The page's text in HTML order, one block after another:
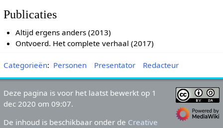
Publicaties
Altijd ergens anders (2013)
Ontvoerd. Het complete verhaal (2017)
Categorieën: Personen Presentator Redacteur
Deze pagina is voor het laatst bewerkt op 1
dec 2020 om 09:07.
De inhoud is beschikbaar onder de Creative